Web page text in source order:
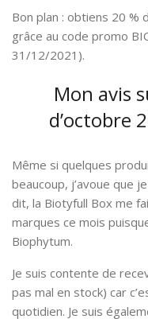
Bon plan : obtiens 20 %
grâce au code promo
31/12/2021).
Mon avis
d’octobre
Même si quelques
beaucoup, j’avoue que
dit, la Biotyfull Box me
marques ce mois
Biophytum.
Je suis contente de
pas mal en stock) car
quotidien. Je suis